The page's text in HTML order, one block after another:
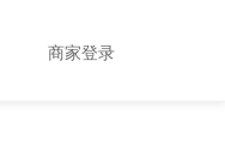
商家登录